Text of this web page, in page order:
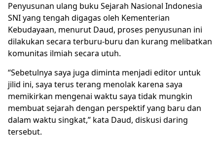
Penyusunan ulang buku Sejarah Nasional Indonesia
SNI yang tengah digagas oleh Kementerian
Kebudayaan, menurut Daud, proses penyusunan ini
dilakukan secara terburu-buru dan kurang melibatkan
komunitas ilmiah secara utuh.
“Sebetulnya saya juga diminta menjadi editor untuk
jilid ini, saya terus terang menolak karena saya
memikirkan mengenai waktu saya tidak mungkin
membuat sejarah dengan perspektif yang baru dan
dalam waktu singkat,” kata Daud, diskusi daring
tersebut.